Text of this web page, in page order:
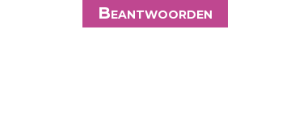
Beantwoorden